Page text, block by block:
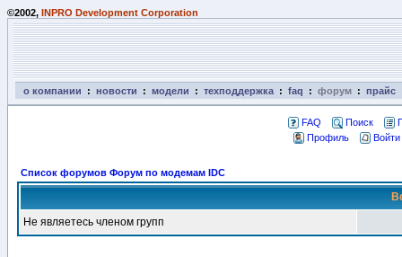
©2002, INPRO Development Corporation
о компании : новости : модели : техподдержка : faq : форум : прайс
FAQ Поиск
Профиль
Список форумов Форум по модемам IDC
Не являетесь членом групп